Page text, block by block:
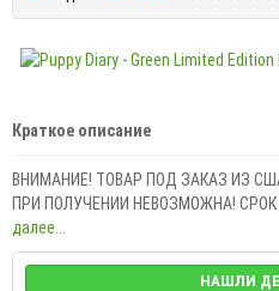
Краткое описание
ВНИМАНИЕ! ТОВАР ПОД ЗАКАЗ ИЗ
ПРИ ПОЛУЧЕНИИ НЕВОЗМОЖНА! СРОК
далее...
НАШЛИ